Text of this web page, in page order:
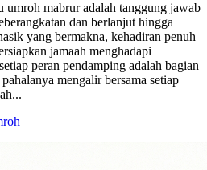
umroh mabrur adalah tanggung jawab
dan berlanjut hingga
yang bermakna, kehadiran penuh
jamaah menghadapi
peran pendamping adalah bagian
mengalir bersama setiap